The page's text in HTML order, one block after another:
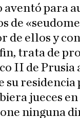
aventó para
de
de ellos y
trata de
II de Prusia
su
jueces
ninguna